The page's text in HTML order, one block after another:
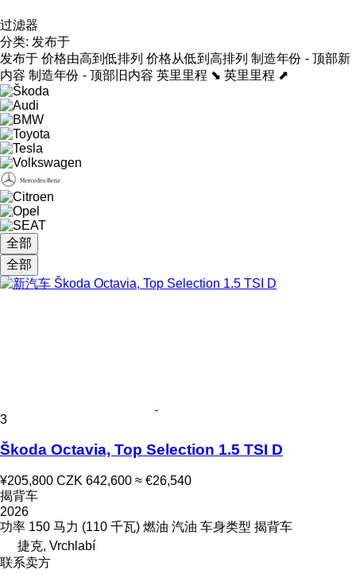
过滤器
分类: 发布于
发布于 价格由高到低排列 价格从低到高排列 制造年份 - 顶部新
内容 制造年份 - 顶部旧内容 英里里程 ⬊ 英里里程 ⬈
全部
全部
3
Škoda Octavia, Top Selection 1.5 TSI D
¥205,800 CZK 642,600 ≈ €26,540
揭背车
2026
功率 150 马力 (110 千瓦) 燃油 汽油 车身类型 揭背车
捷克, Vrchlabí
联系卖方